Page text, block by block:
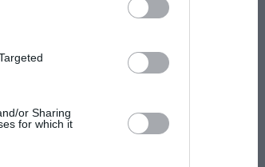
or Sharing
for which itείπε στους